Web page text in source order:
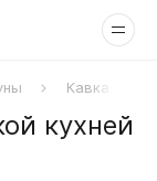
Кавказская
кухней